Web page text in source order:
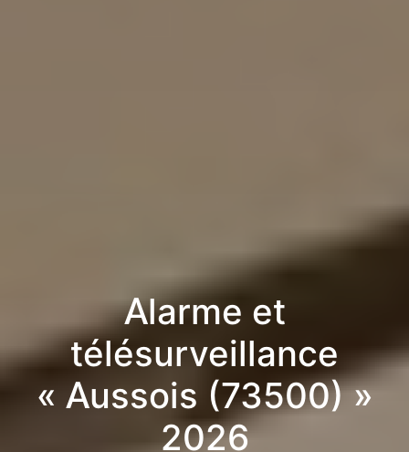
Alarme et
télésurveillance
« Aussois (73500) »
2026